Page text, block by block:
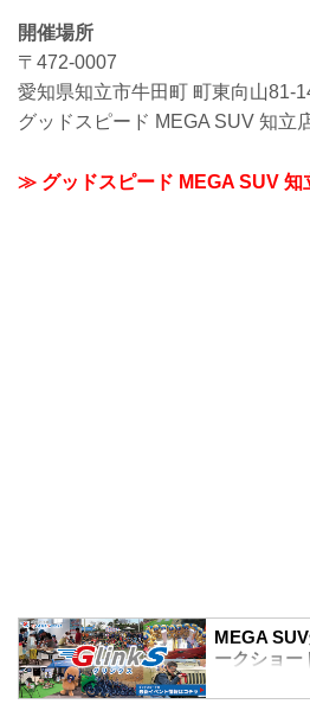
開催場所
〒472-0007
愛知県知立市牛田町 町東向山81-
グッドスピード MEGA SUV 知立
≫ グッドスピード MEGA SUV 知
MEGA
ークショー
ピード